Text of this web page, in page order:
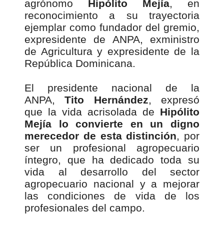
agrónomo Hipólito Mejía, en
reconocimiento a su trayectoria
ejemplar como fundador del gremio,
expresidente de ANPA, exministro
de Agricultura y expresidente de la
República Dominicana.
El presidente nacional de la
ANPA,Tito Hernández, expresó
que la vida acrisolada de Hipólito
Mejía lo convierte en un digno
merecedor de esta distinción, por
ser un profesional agropecuario
íntegro, que ha dedicado toda su
vida al desarrollo del sector
agropecuario nacional y a mejorar
las condiciones de vida de los
profesionales del campo.